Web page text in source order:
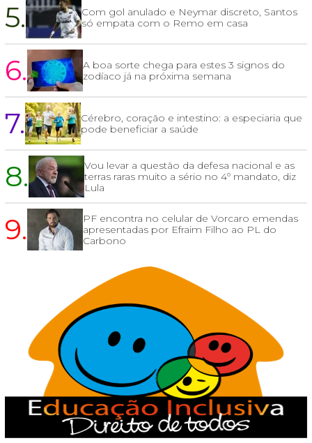
5.
Com gol anulado e Neymar discreto, Santos
só empata com o Remo em casa
6.
A boa sorte chega para estes 3 signos do
zodíaco já na próxima semana
7.
Cérebro, coração e intestino: a especiaria que
pode beneficiar a saúde
8.
Vou levar a questão da defesa nacional e as
terras raras muito a sério no 4º mandato, diz
Lula
9.
PF encontra no celular de Vorcaro emendas
apresentadas por Efraim Filho ao PL do
Carbono